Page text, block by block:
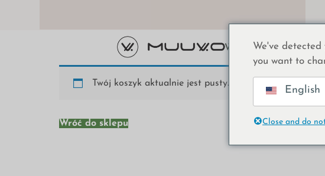
Wózki KrzesełkaGdzie
Twój koszyk aktualnie jest pusty.
Wróć do sklepu
We've
you want to
English
Close and do